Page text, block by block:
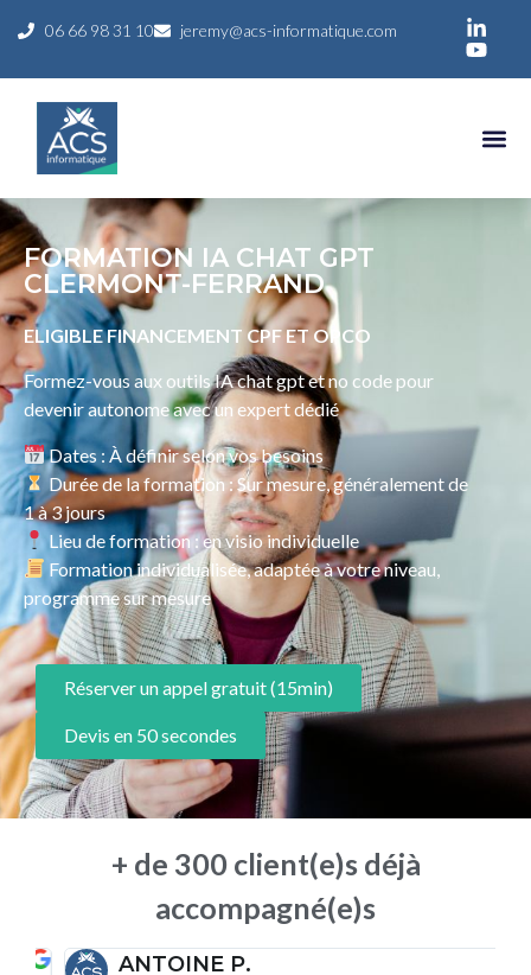
06 66 98 31 10 jeremy@acs-informatique.com
FORMATION IA CHAT GPT
CLERMONT-FERRAND
ELIGIBLE FINANCEMENT CPF ET OPCO
Formez-vous aux outils IA chat gpt et no code pour
devenir autonome avec un expert dédié
Dates : À définir selon vos besoins
Durée de la formation : Sur mesure, généralement de
1 à 3 jours
Lieu de formation : en visio individuelle
Formation individualisée, adaptée à votre niveau,
programme sur mesure
Réserver un appel gratuit (15min)
Devis en 50 secondes
+ de 300 client(e)s déjà
accompagné(e)s
ANTOINE P.